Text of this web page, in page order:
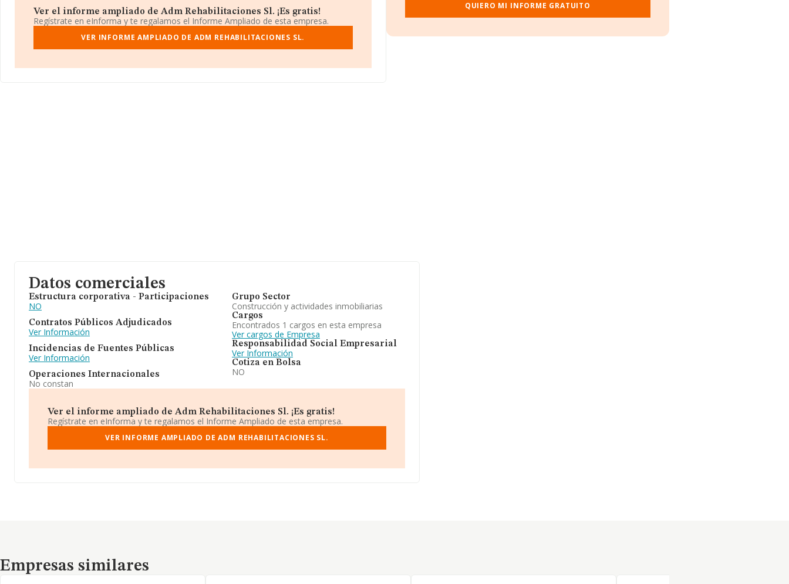
Ver el informe ampliado de Adm Rehabilitaciones Sl. ¡Es gratis!
Regístrate en eInforma y te regalamos el Informe Ampliado de esta empresa.
VER INFORME AMPLIADO DE ADM REHABILITACIONES SL.
QUIERO MI INFORME GRATUITO
Datos comerciales
Estructura corporativa - Participaciones
NO
Contratos Públicos Adjudicados
Ver Información
Incidencias de Fuentes Públicas
Ver Información
Operaciones Internacionales
No constan
Grupo Sector
Construcción y actividades inmobiliarias
Cargos
Encontrados 1 cargos en esta empresa
Ver cargos de Empresa
Responsabilidad Social Empresarial
Ver Información
Cotiza en Bolsa
NO
Ver el informe ampliado de Adm Rehabilitaciones Sl. ¡Es gratis!
Regístrate en eInforma y te regalamos el Informe Ampliado de esta empresa.
VER INFORME AMPLIADO DE ADM REHABILITACIONES SL.
Empresas similares
Empresas similares